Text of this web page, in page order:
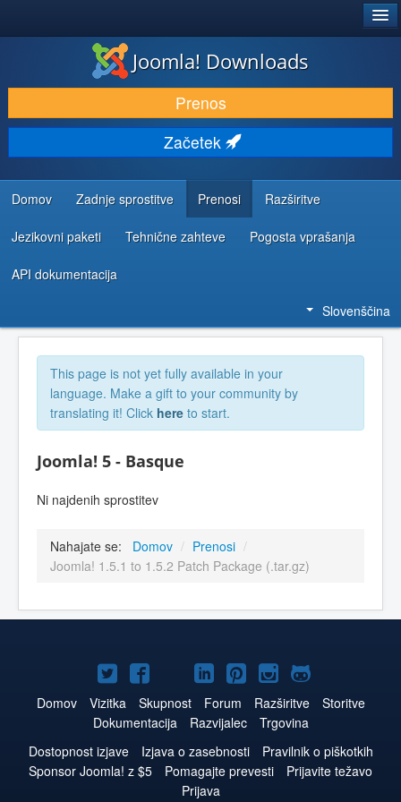
PRENESI IN RAZŠIRI
ODKRIJTE & IZVEJTE
SKUPNOST IN PODPORA
VIRI ZA RAZVIJALCE
Joomla! Downloads
Prenos
Začetek
Domov Zadnje sprostitve Prenosi Razširitve
Jezikovni paketi Tehnične zahteve Pogosta vprašanja
API dokumentacija
Slovenščina
This page is not yet fully available in your
language. Make a gift to your community by
translating it! Click here to start.
Joomla! 5 - Basque
Ni najdenih sprostitev
Nahajate se: Domov / Prenosi /
Joomla! 1.5.1 to 1.5.2 Patch Package (.tar.gz)
Joomla!
na
Twitter
Joomla!
na
Facebook
Joomla!
na
YouTube
Joomla!
na
LinkedIn
Joomla!
na
Pinterest
Joomla!
na
Instagram
Joomla!
na
GitHub
Domov Vizitka Skupnost Forum Razširitve
Storitve
Dokumentacija
Razvijalec
Trgovina
Dostopnost izjave
Izjava o zasebnosti
Pravilnik o piškotkih
Sponsor Joomla! z $5
Pomagajte prevesti
Prijavite težavo
Prijava